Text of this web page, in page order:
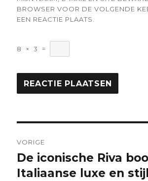
BROWSER VOOR DE VOLGENDE
EEN REACTIE PLAATS.
8 × 3 =
VORIGE
Vorige
bericht:
De iconische Riva
Italiaanse luxe en